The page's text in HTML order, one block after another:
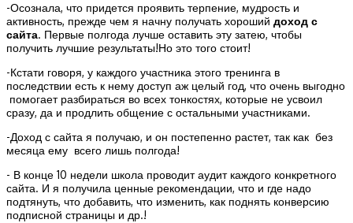
-Осознала, что придется проявить терпение, мудрость и
активность, прежде чем я начну получать хороший доход с
сайта. Первые полгода лучше оставить эту затею, чтобы
получить лучшие результаты!Но это того стоит!
-Кстати говоря, у каждого участника этого тренинга в
последствии есть к нему доступ аж целый год, что очень выгодно
помогает разбираться во всех тонкостях, которые не усвоил
сразу, да и продлить общение с остальными участниками.
-Доход с сайта я получаю, и он постепенно растет, так как без
месяца ему всего лишь полгода!
- В конце 10 недели школа проводит аудит каждого конкретного
сайта. И я получила ценные рекомендации, что и где надо
подтянуть, что добавить, что изменить, как поднять конверсию
подписной страницы и др.!